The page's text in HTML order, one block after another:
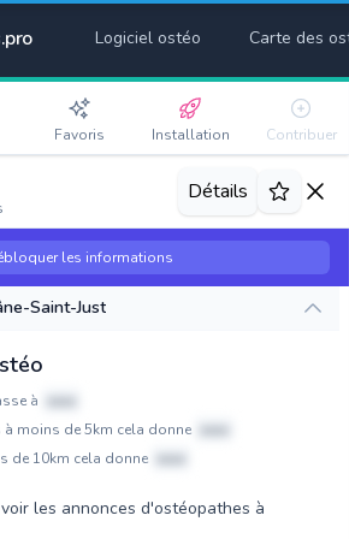
Logiciel ostéo Carte des
Favoris Installation Contribuer
Détails
les informations
Saint-Just
à
xxxx
moins de 5km cela donne
xxxx
de 10km cela donne
xxxx
les annonces d'ostéopathes à